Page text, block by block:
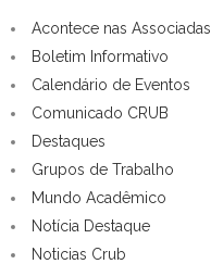
Acontece nas Associadas
Boletim Informativo
Calendário de Eventos
Comunicado CRUB
Destaques
Grupos de Trabalho
Mundo Acadêmico
Notícia Destaque
Noticias Crub